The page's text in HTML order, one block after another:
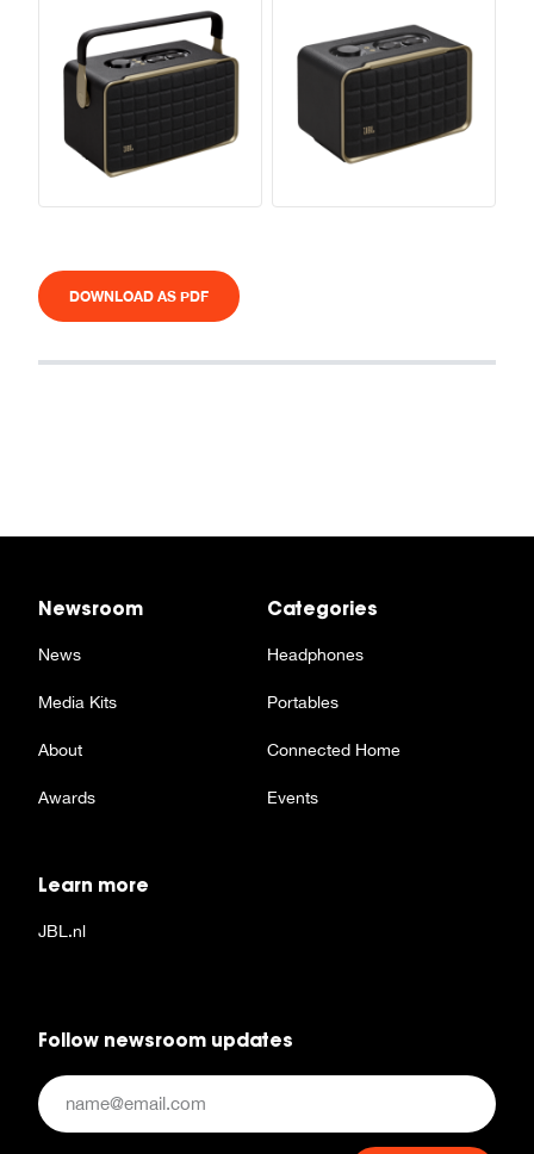
DOWNLOAD AS PDF
Newsroom
News
Media Kits
About
Awards
Categories
Headphones
Portables
Connected Home
Events
Learn more
JBL.nl
Follow newsroom updates